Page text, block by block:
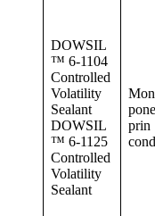
DOWSIL
™ 6-1104
Controlled
Volatility
Sealant
DOWSIL
™ 6-1125
Controlled
Volatility
Sealant
prin